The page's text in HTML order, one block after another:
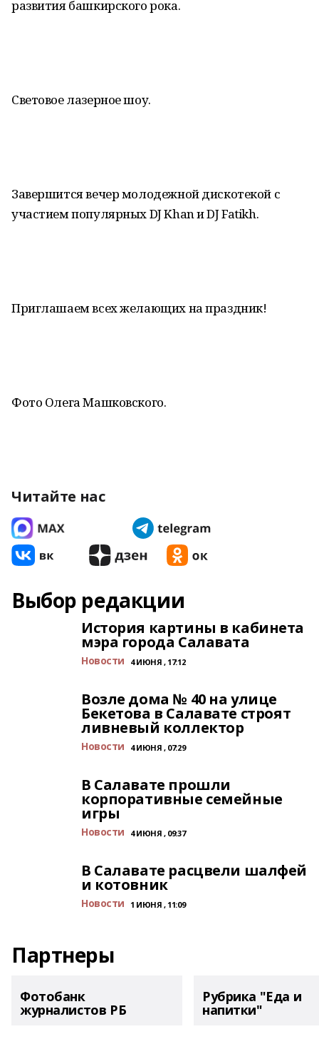
развития башкирского рока.
Световое лазерное шоу.
Завершится вечер молодежной дискотекой с
участием популярных DJ Khan и DJ Fatikh.
Приглашаем всех желающих на праздник!
Фото Олега Машковского.
Читайте нас
Выбор редакции
История картины в кабинета
мэра города Салавата
Новости 4 ИЮНЯ , 17:12
Возле дома № 40 на улице
Бекетова в Салавате строят
ливневый коллектор
Новости 4 ИЮНЯ , 07:29
В Салавате прошли
корпоративные семейные
игры
Новости 4 ИЮНЯ , 09:37
В Салавате расцвели шалфей
и котовник
Новости 1 ИЮНЯ , 11:09
Партнеры
Фотобанк
журналистов РБ
Рубрика "Еда и
напитки"